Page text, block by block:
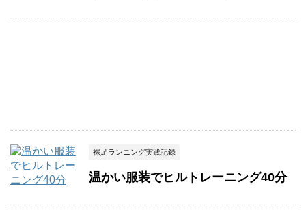
裸足ランニング実践記録
温かい服装でヒルトレーニング40分